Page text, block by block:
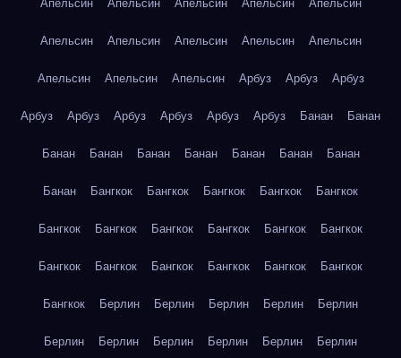
Апельсин Апельсин Апельсин Апельсин Апельсин
Апельсин Апельсин Апельсин Апельсин Апельсин
Апельсин Апельсин Апельсин Арбуз Арбуз Арбуз
Арбуз Арбуз Арбуз Арбуз Арбуз Арбуз Банан Банан
Банан Банан Банан Банан Банан Банан Банан
Банан Бангкок Бангкок Бангкок Бангкок Бангкок
Бангкок Бангкок Бангкок Бангкок Бангкок Бангкок
Бангкок Бангкок Бангкок Бангкок Бангкок Бангкок
Бангкок Берлин Берлин Берлин Берлин Берлин
Берлин Берлин Берлин Берлин Берлин Берлин